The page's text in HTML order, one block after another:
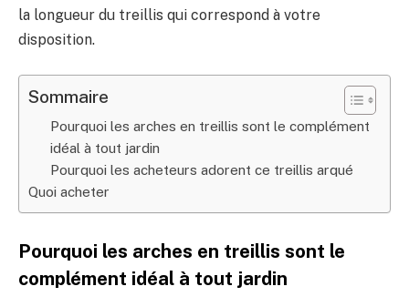
la longueur du treillis qui correspond à votre
disposition.
Sommaire
Pourquoi les arches en treillis sont le complément
idéal à tout jardin
Pourquoi les acheteurs adorent ce treillis arqué
Quoi acheter
Pourquoi les arches en treillis sont le
complément idéal à tout jardin